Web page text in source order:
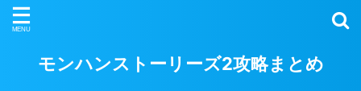
モンハンストーリーズ2攻略まとめ